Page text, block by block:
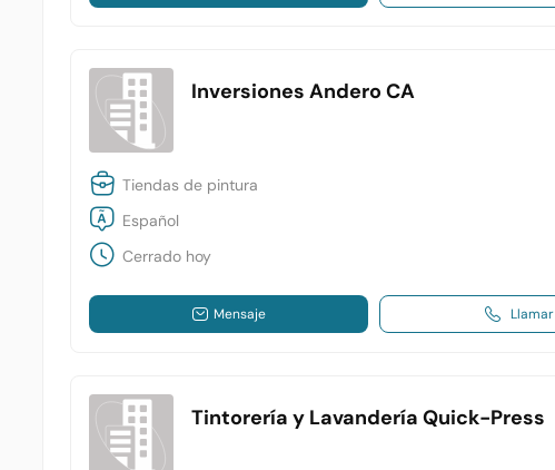
Inversiones Andero CA
Tiendas de pintura
Español
Cerrado hoy
Mensaje Llamar
Tintorería y Lavandería Quick-Press